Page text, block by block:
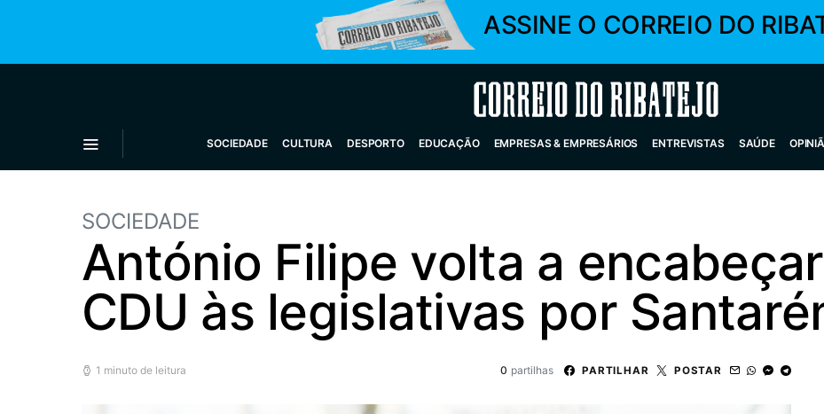
ASSINE O CORREIO DO
Correio do Ribatejo
SOCIEDADE CULTURA DESPORTO EDUCAÇÃO EMPRESAS & EMPRESÁRIOS ENTREVISTAS SAÚDE
SOCIEDADE
António Filipe volta a
CDU às legislativas por
1 minuto de leitura 0 partilhas PARTILHAR POSTAR